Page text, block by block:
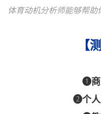
体育动机分析师能够帮助
【
❶商
❷个人